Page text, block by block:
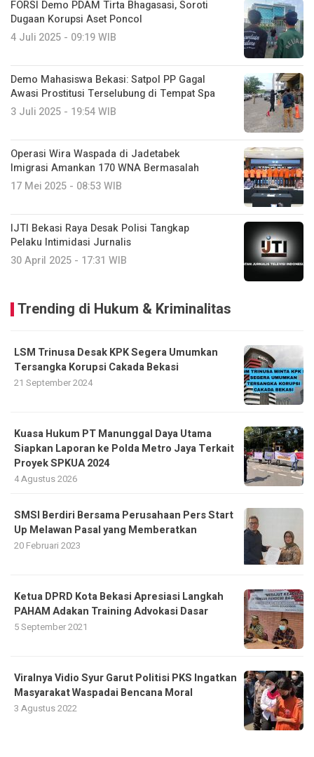
FORSI Demo PDAM Tirta Bhagasasi, Soroti
Dugaan Korupsi Aset Poncol
4 Juli 2025 - 09:19 WIB
Demo Mahasiswa Bekasi: Satpol PP Gagal
Awasi Prostitusi Terselubung di Tempat Spa
3 Juli 2025 - 19:54 WIB
Operasi Wira Waspada di Jadetabek
Imigrasi Amankan 170 WNA Bermasalah
17 Mei 2025 - 08:53 WIB
IJTI Bekasi Raya Desak Polisi Tangkap
Pelaku Intimidasi Jurnalis
30 April 2025 - 17:31 WIB
Trending di Hukum & Kriminalitas
LSM Trinusa Desak KPK Segera Umumkan
Tersangka Korupsi Cakada Bekasi
21 September 2024
Kuasa Hukum PT Manunggal Daya Utama
Siapkan Laporan ke Polda Metro Jaya Terkait
Proyek SPKUA 2024
4 Agustus 2026
SMSI Berdiri Bersama Perusahaan Pers Start
Up Melawan Pasal yang Memberatkan
20 Februari 2023
Ketua DPRD Kota Bekasi Apresiasi Langkah
PAHAM Adakan Training Advokasi Dasar
5 September 2021
Viralnya Vidio Syur Garut Politisi PKS Ingatkan
Masyarakat Waspadai Bencana Moral
3 Agustus 2022